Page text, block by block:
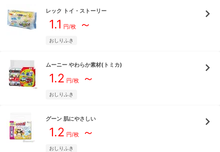
レック トイ・ストーリー
1.1 円/枚～
おしりふき
ムーニー やわらか素材(トミカ)
1.2 円/枚～
おしりふき
グーン 肌にやさしい
1.2 円/枚～
おしりふき